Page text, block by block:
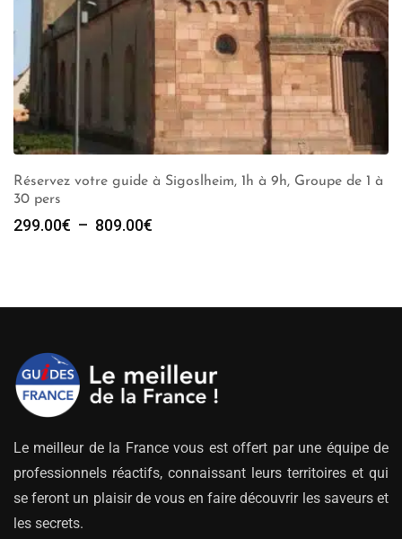
Réservez votre guide à Sigoslheim, 1h à 9h, Groupe de 1 à
30 pers
299.00€ – 809.00€
à
Le meilleur de la France vous est offert par une équipe de
professionnels réactifs, connaissant leurs territoires et qui
se feront un plaisir de vous en faire découvrir les saveurs et
les secrets.